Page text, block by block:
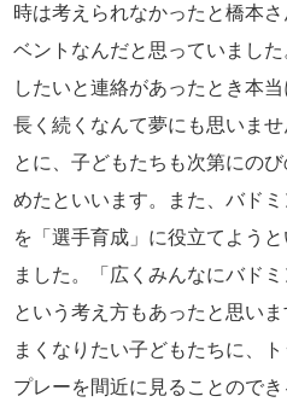
時は考えられなかったと橋本
ベントなんだと思っていまし
したいと連絡があったとき本
長く続くなんて夢にも思いま
とに、子どもたちも次第にの
めたといいます。また、バド
を「選手育成」に役立てよう
ました。「広くみんなにバド
という考え方もあったと思い
まくなりたい子どもたちに、
プレーを間近に見ることので